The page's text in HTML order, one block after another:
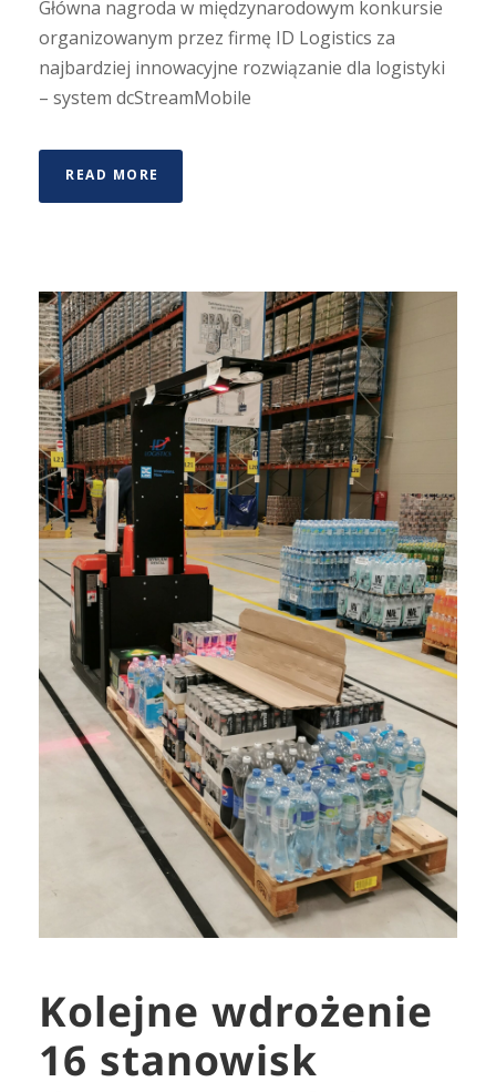
Główna nagroda w międzynarodowym konkursie
organizowanym przez firmę ID Logistics za
najbardziej innowacyjne rozwiązanie dla logistyki
– system dcStreamMobile
READ MORE
Kolejne wdrożenie
16 stanowisk